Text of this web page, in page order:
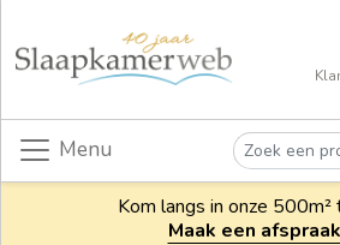
Menu
Kom langs in onze 500m²
Maak een afspraak